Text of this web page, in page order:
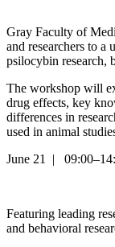
Gray Faculty of
and researchers to a
psilocybin research,
The workshop will
drug effects, key
differences in
used in animal
June 21 |
Featuring leading
and behavioral